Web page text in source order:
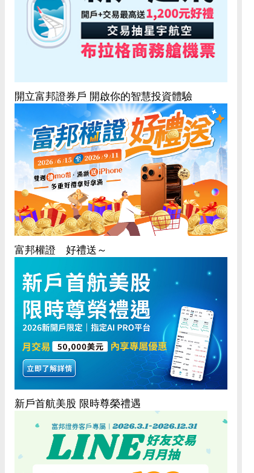
開立富邦證券戶 開啟你的智慧投資體驗
富邦權證 好禮送～
新戶首航美股 限時尊榮禮遇